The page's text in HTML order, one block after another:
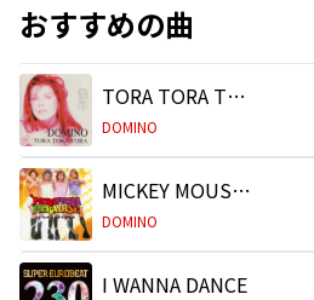
おすすめの曲
TORA TORA TORA
DOMINO
MICKEY MOUSE MARCH
DOMINO
I WANNA DANCE